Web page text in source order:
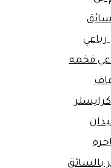
فخمه
بالسائق